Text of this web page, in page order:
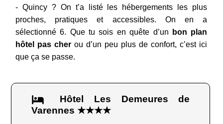
- Quincy ? On t’a listé les hébergements les plus
proches, pratiques et accessibles. On en a
sélectionné 6. Que tu sois en quête d’un
bon plan
hôtel pas cherou d’un peu plus de confort, c’est ici
que ça se passe.
Hôtel Les Demeures de
Varennes ★★★★